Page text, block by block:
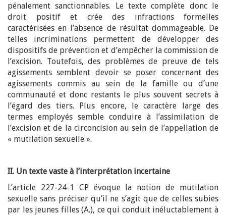
pénalement sanctionnables. Le texte complète donc le
droit positif et crée des infractions formelles
caractérisées en l’absence de résultat dommageable. De
telles incriminations permettent de développer des
dispositifs de prévention et d’empêcher la commission de
l’excision. Toutefois, des problèmes de preuve de tels
agissements semblent devoir se poser concernant des
agissements commis au sein de la famille ou d’une
communauté et donc restants le plus souvent secrets à
l’égard des tiers. Plus encore, le caractère large des
termes employés semble conduire à l’assimilation de
l’excision et de la circoncision au sein de l’appellation de
« mutilation sexuelle ».
II. Un texte vaste à l’interprétation incertaine
L’article 227-24-1 CP évoque la notion de mutilation
sexuelle sans préciser qu’il ne s’agit que de celles subies
par les jeunes filles (A.), ce qui conduit inéluctablement à